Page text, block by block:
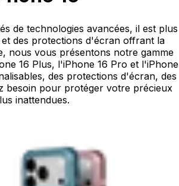
de technologies avancées, il est plus
des protections d'écran offrant la
nous vous présentons notre gamme
16 Plus, l'iPhone 16 Pro et l'iPhone
des protections d'écran, des
besoin pour protéger votre précieux
inattendues.